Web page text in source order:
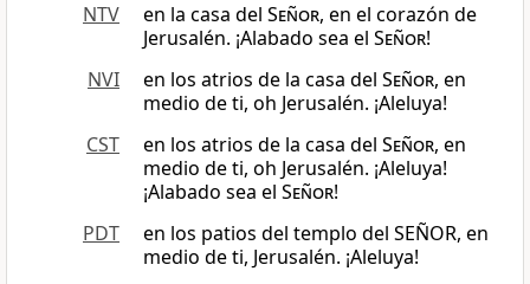
NTV
en la casa del Señor, en el corazón de
Jerusalén. ¡Alabado sea el Señor!
NVI
en los atrios de la casa del Señor, en
medio de ti, oh Jerusalén. ¡Aleluya!
CST
en los atrios de la casa del Señor, en
medio de ti, oh Jerusalén. ¡Aleluya!
¡Alabado sea el Señor!
PDT
en los patios del templo del SEÑOR, en
medio de ti, Jerusalén. ¡Aleluya!